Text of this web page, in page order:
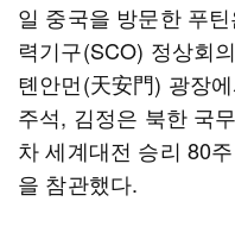
일 중국을 방문한 푸
력기구(SCO) 정상회
톈안먼(天安門) 광장
주석, 김정은 북한 국
차 세계대전 승리 80
을 참관했다.